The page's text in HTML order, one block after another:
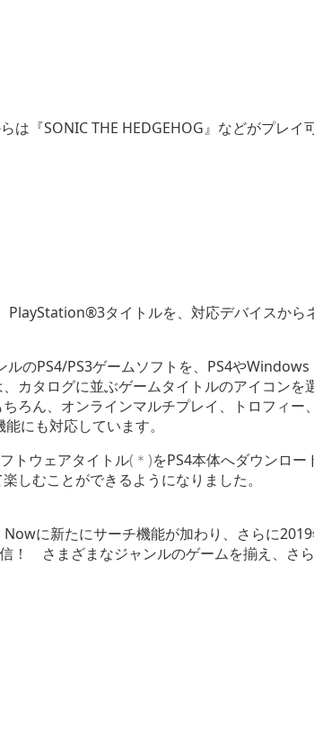
タイトルを、対応デバイスから
のPS4/PS3ゲームソフトを、PS4やWindows
カタログに並ぶゲームタイトルのアイコンを
ろん、オンラインマルチプレイ、トロフィー
にも対応しています。
トウェアタイトル(＊)をPS4本体へダウンロー
しむことができるようになりました。
に新たにサーチ機能が加わり、さらに
！ さまざまなジャンルのゲームを揃え、さ